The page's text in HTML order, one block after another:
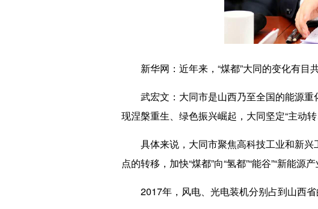
新华网 ：近年来，“煤都”大同的变化有目
武宏文 ：大同市是山西乃至全国的能源
现涅槃重生、绿色振兴崛起，大同坚定“主动
具体来说，大同市聚焦高科技工业和新兴
点的转移，加快“煤都”向“氢都”“能谷”“新能源
2017年，风电、光电装机分别占到山西省